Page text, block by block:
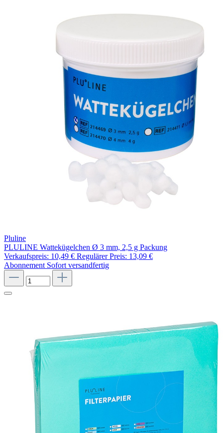
Pluline
PLULINE Wattekügelchen Ø 3 mm, 2,5 g Packung
Verkaufspreis: 10,49 € Regulärer Preis: 13,09 €
Abonnement Sofort versandfertig